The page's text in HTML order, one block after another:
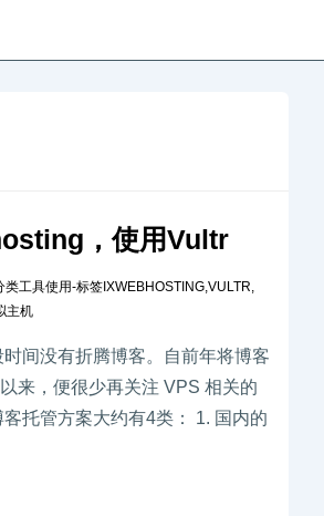
，使用Vultr
类工具使用-标签 IXWEBHOSTING,VULTR,
主机
间没有折腾博客。自前年将博客
来，便很少再关注 VPS 相关的
托管方案大约有4类： 1. 国内的